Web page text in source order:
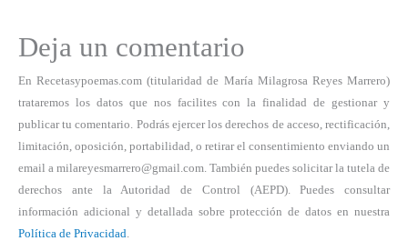
Deja un comentario
En Recetasypoemas.com (titularidad de María Milagrosa Reyes Marrero)
trataremos los datos que nos facilites con la finalidad de gestionar y
publicar tu comentario. Podrás ejercer los derechos de acceso, rectificación,
limitación, oposición, portabilidad, o retirar el consentimiento enviando un
email a milareyesmarrero@gmail.com. También puedes solicitar la tutela de
derechos ante la Autoridad de Control (AEPD). Puedes consultar
información adicional y detallada sobre protección de datos en nuestra
Política de Privacidad.